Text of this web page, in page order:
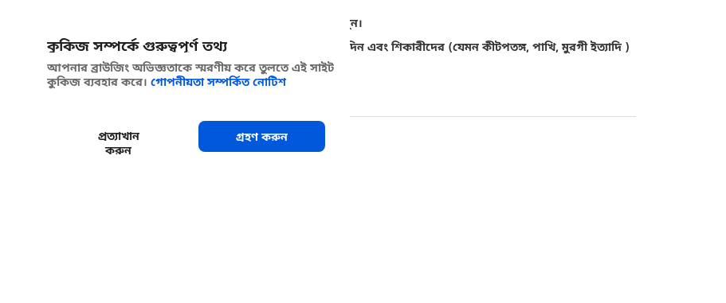
ফসলের অবশিষ্টাংশ এবং অন্যান্য উদ্ভিদজ আবাস সরিয়ে ফেলুন।
ফসলের জমিতে উইপোকার বাসা এবং সুড়ঙ্গগুলো ধ্বংস করে দিন এবং শিকারীদের (যেমন কীটপতঙ্গ, পাখি, মুরগী ইত্যাদি )
শিকার করার জন্য সেগুলো উন্মুক্ত করে দিন।
ফসল আবর্তন এবং সাথী ফসল ব্যবহার করুন ।
শেয়ার করুন
কুকিজ সম্পর্কে গুরুত্বপূর্ণ তথ্য
আপনার ব্রাউজিং অভিজ্ঞতাকে স্মরণীয় করে তুলতে এই সাইট
কুকিজ ব্যবহার করে। গোপনীয়তা সম্পর্কিত নোটিশ
প্রত্যাখান
করুন
গ্রহণ করুন